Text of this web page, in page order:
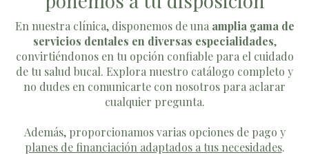
En nuestra clínica, disponemos de una amplia gama de
servicios dentales en diversas especialidades,
convirtiéndonos en tu opción confiable para el cuidado
de tu salud bucal. Explora nuestro catálogo completo y
no dudes en comunicarte con nosotros para aclarar
cualquier pregunta.
Además, proporcionamos varias opciones de pago y
planes de financiación adaptados a tus necesidades.